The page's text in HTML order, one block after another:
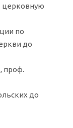
церковную
по
до
проф.
до